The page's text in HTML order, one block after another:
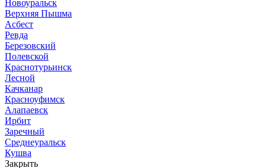
Новоуральск
Верхняя Пышма
Асбест
Ревда
Березовский
Полевской
Краснотурьинск
Лесной
Качканар
Красноуфимск
Алапаевск
Ирбит
Заречный
Среднеуральск
Кушва
Закрыть